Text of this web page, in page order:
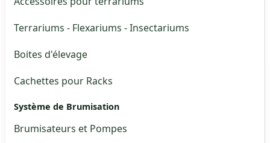
Terrariums - Flexariums - Insectariums
Boites d'élevage
Cachettes pour Racks
Système de Brumisation
Brumisateurs et Pompes